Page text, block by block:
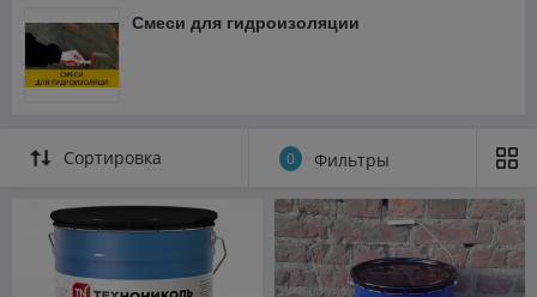
Скидки и акции;
Автоматический расчет доставки и разгрузки;
Купить состав для гидроизоляции в интернет-магазине
Смеси для гидроизоляции
Сортировка 0 Фильтры